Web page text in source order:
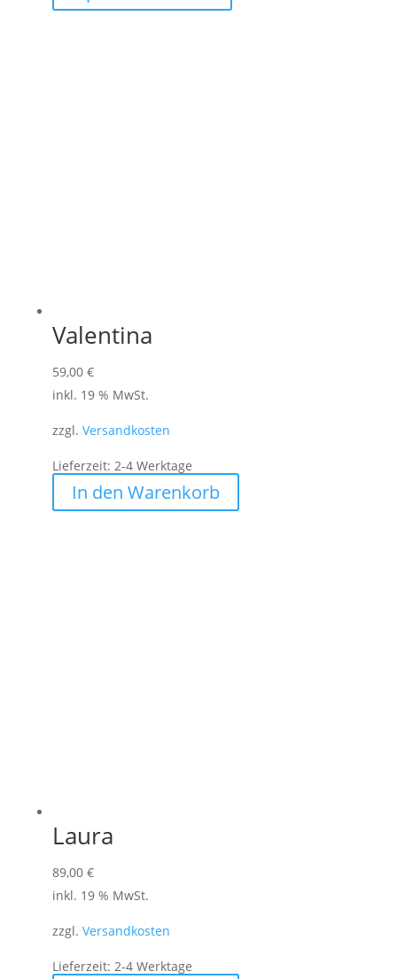
Produkt
Valentina
59,00 €
inkl. 19 % MwSt.
zzgl. Versandkosten
Lieferzeit: 2-4 Werktage
In den Warenkorb
Laura
89,00 €
inkl. 19 % MwSt.
zzgl. Versandkosten
Lieferzeit: 2-4 Werktage